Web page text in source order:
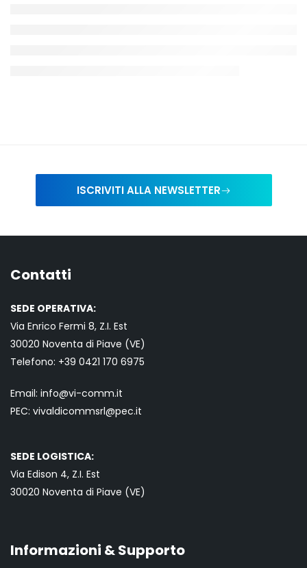
ISCRIVITI ALLA NEWSLETTER
Contatti
SEDE OPERATIVA:
Via Enrico Fermi 8, Z.I. Est
30020 Noventa di Piave (VE)
Telefono: +39 0421 170 6975
Email: info@vi-comm.it
PEC: vivaldicommsrl@pec.it
SEDE LOGISTICA:
Via Edison 4, Z.I. Est
30020 Noventa di Piave (VE)
Informazioni & Supporto